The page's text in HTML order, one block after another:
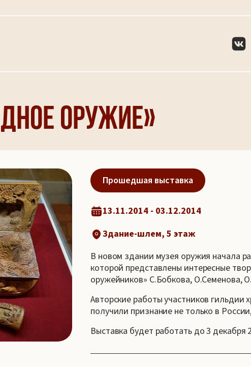
оружие»
Прошедшая выставка
13.11.2014 - 03.12.2014
Здание-шлем, 5 этаж
В новом здании музея оружия начала
которой представлены интересные
оружейников» С.Бобкова, О.Семенова,
Авторские работы участников гильдии
получили признание не только в
Выставка будет работать до 3 декабря